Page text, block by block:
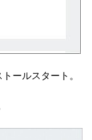
ールスタート。